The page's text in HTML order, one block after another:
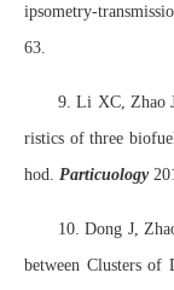
ipsometry-
63.
9. Li XC, Zhao
ristics of three
hod. Particuology
10. Dong J,
between Clusters of